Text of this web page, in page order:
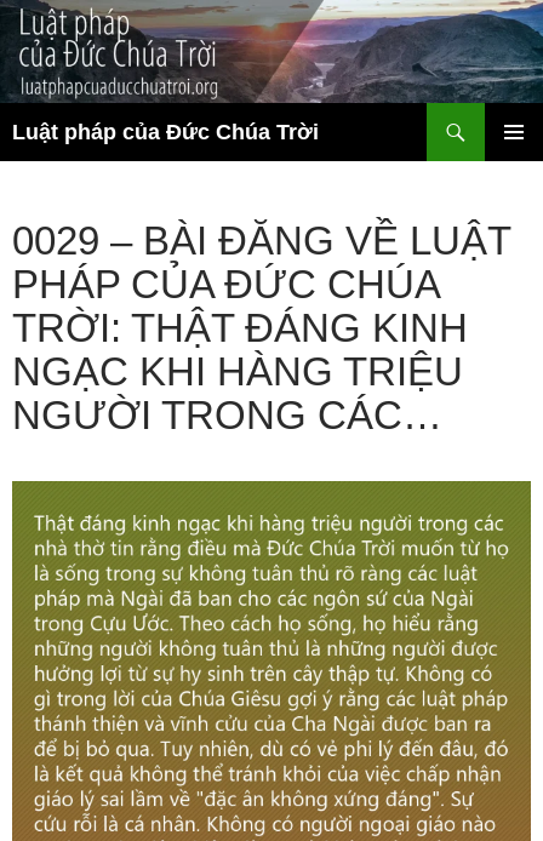
Chuyển
đến
nội
dung
Luật pháp của Đức Chúa Trời
kiếm
0029 – BÀI ĐĂNG VỀ LUẬT
PHÁP CỦA ĐỨC CHÚA
TRỜI: THẬT ĐÁNG KINH
NGẠC KHI HÀNG TRIỆU
NGƯỜI TRONG CÁC…